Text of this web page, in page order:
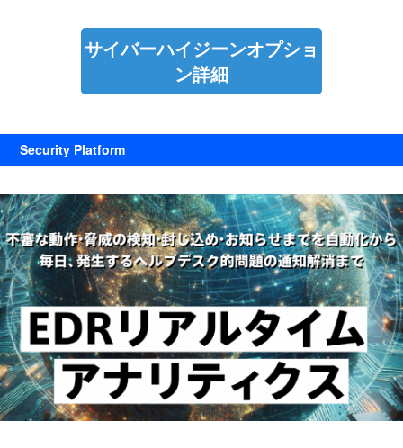
サイバーハイジーンオプショ
ン詳細
Security Platform